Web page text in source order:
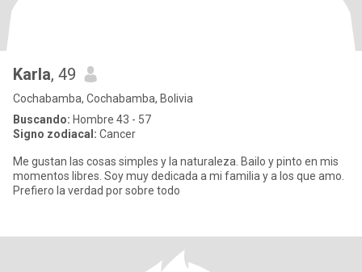
Karla, 49
Cochabamba, Cochabamba, Bolivia
Buscando: Hombre 43 - 57
Signo zodiacal: Cancer
Me gustan las cosas simples y la naturaleza. Bailo y pinto en mis
momentos libres. Soy muy dedicada a mi familia y a los que amo.
Prefiero la verdad por sobre todo